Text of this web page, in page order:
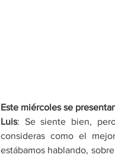
Este miércoles se
Luis: Se siente bien,
consideras como el
estábamos hablando,